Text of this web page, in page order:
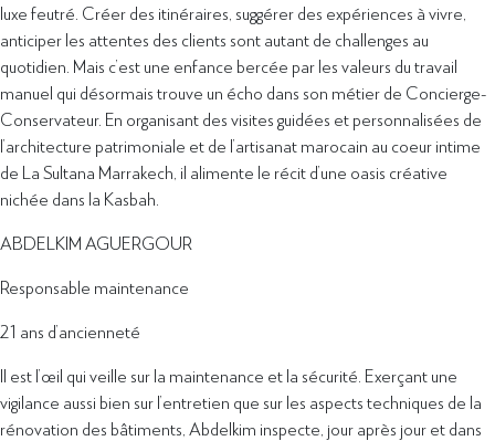
luxe feutré. Créer des itinéraires, suggérer des expériences à vivre,
anticiper les attentes des clients sont autant de challenges au
quotidien. Mais c’est une enfance bercée par les valeurs du travail
manuel qui désormais trouve un écho dans son métier de Concierge-
Conservateur. En organisant des visites guidées et personnalisées de
l’architecture patrimoniale et de l’artisanat marocain au coeur intime
de La Sultana Marrakech, il alimente le récit d’une oasis créative
nichée dans la Kasbah.
ABDELKIM AGUERGOUR
Responsable maintenance
21 ans d’ancienneté
Il est l’œil qui veille sur la maintenance et la sécurité. Exerçant une
vigilance aussi bien sur l’entretien que sur les aspects techniques de la
rénovation des bâtiments, Abdelkim inspecte, jour après jour et dans